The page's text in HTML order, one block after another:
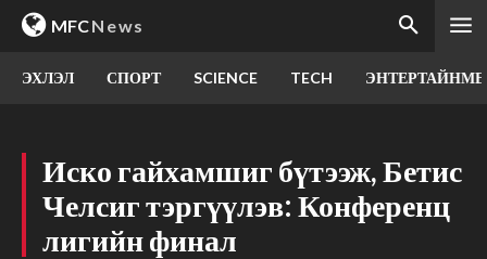
MFCNews
ЭХЛЭЛ СПОРТ SCIENCE TECH
Иско гайхамшиг бүтээж, Бетис
Челсиг тэргүүлэв: Конференц
лигийн финал